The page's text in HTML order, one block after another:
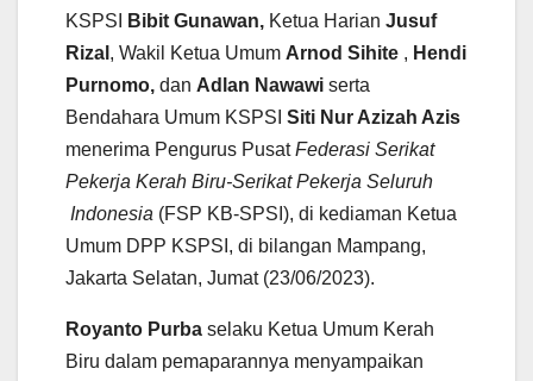
KSPSI
Bibit Gunawan, Ketua Harian Jusuf
Rizal , Wakil Ketua Umum Arnod Sihite , Hendi
Purnomo, dan Adlan Nawawi serta
Bendahara Umum KSPSI Siti Nur Azizah Azis
menerima Pengurus PusatFederasi Serikat
Pekerja Kerah Biru-Serikat Pekerja Seluruh
Indonesia (FSP KB-SPSI), di kediaman Ketua
Umum DPP KSPSI, di bilangan Mampang,
Jakarta Selatan, Jumat (23/06/2023).
Royanto Purba selaku Ketua Umum Kerah
Biru dalam pemaparannya menyampaikan